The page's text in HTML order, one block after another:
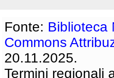
Fonte: Biblioteca
Commons
20.11.2025.
Termini regionali